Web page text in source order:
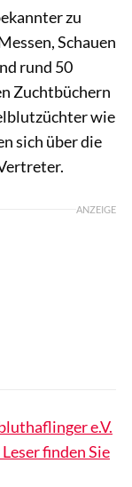
zu
Schauen
rund 50
Zuchtbüchern
wie
sich über die
ANZEIGE
e.V.
finden Sie